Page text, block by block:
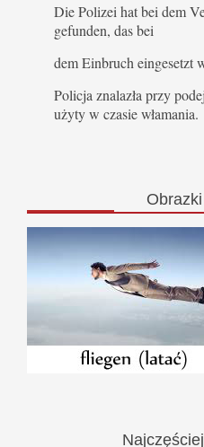
Die Polizei hat bei dem
gefunden, das bei
dem Einbruch eingesetzt
Policja znalazła przy
użyty w czasie włamania.
Obrazki
Najczęściej